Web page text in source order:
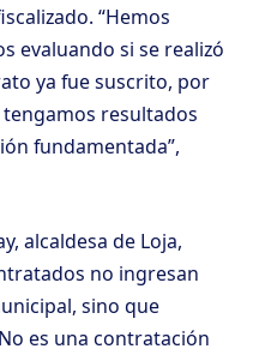
“Hemos
evaluando si se realizó
ya fue suscrito, por
resultados
fundamentada”,
alcaldesa de Loja,
no ingresan
sino que
es una contratación